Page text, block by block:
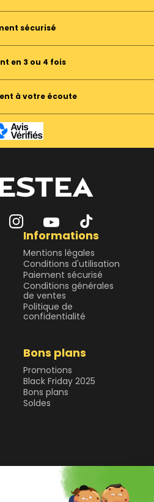
sécurisé
en 3 ou 4 fois
à votre écoute
Informations
Mentions légales
Conditions d'utilisation
Paiement sécurisé
Conditions générales
de ventes
Politique de
confidentialité
Bons plans
Promotions
Black Friday 2025
Bons plans
Soldes